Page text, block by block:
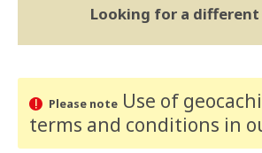
Looking for a
Please noteUse of
terms and conditions in